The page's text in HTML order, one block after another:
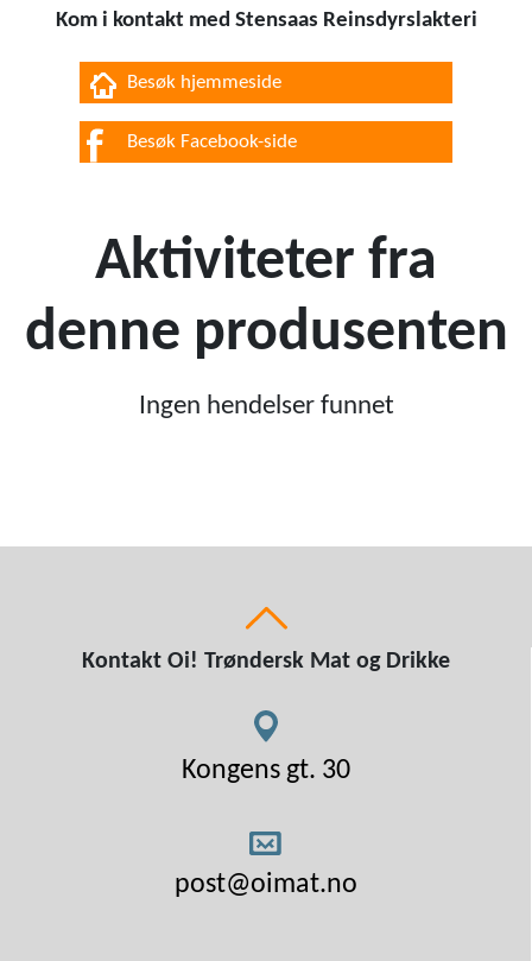
Kom i kontakt med Stensaas Reinsdyrslakteri
Besøk hjemmeside
Besøk Facebook-side
Aktiviteter fra
denne produsenten
Ingen hendelser funnet
Kontakt Oi! Trøndersk Mat og Drikke
Kongens gt. 30
post@oimat.no